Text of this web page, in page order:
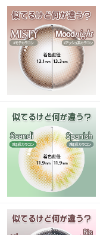
ブルー
透明
ハロウィンカラコン
ケア用品
レビュー
EYEしてる
総合掲示板
カスタマーサービス